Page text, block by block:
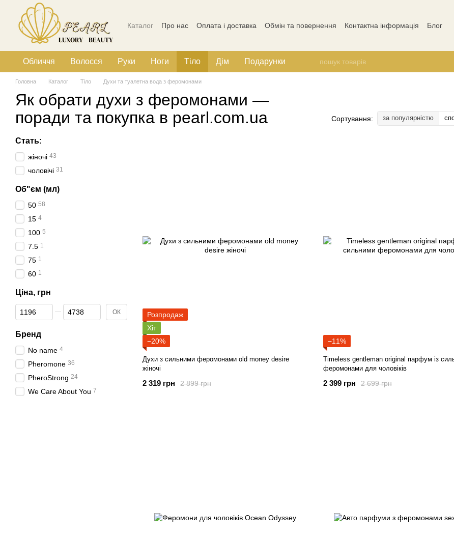
Перейти до основного контенту
Каталог Про нас Оплата і доставка Обмін та повернення Контактна інформація
Блог
Обличчя Волосся Руки Ноги Тіло Дім Подарунки
Головна Каталог Тіло Духи та туалетна вода з феромонами
Як обрати духи з феромонами —
поради та покупка в pearl.com.ua
Сортування: за популярністю
Розпродаж
Хіт
−20%
Духи з сильними феромонами old money desire
жіночі
2 899 грн
2 319 грн
−11%
Timeless gentleman original парфум із
феромонами для чоловіків
2 699 грн
2 399 грн
Стать:
жіночі 43
чоловічі 31
Об"єм (мл)
50 58
15 4
100 5
7.5 1
75 1
60 1
Ціна, грн
Від Ціна, грн
До Ціна, грн ОК
Бренд
No name 4
Pheromone 36
PheroStrong 24
We Care About You 7